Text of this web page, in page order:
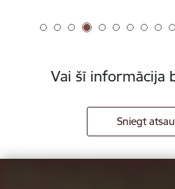
Vai šī informācija
Sniegt